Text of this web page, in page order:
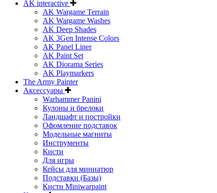
AK interactive
AK Wargame Terrain
AK Wargame Washes
AK Deep Shades
AK 3Gen Intense Colors
AK Panel Liner
AK Paint Set
AK Diorama Series
AK Playmarkers
The Army Painter
Аксессуары
Warhammer Panini
Кулоны и брелоки
Ландшафт и постройки
Офомление подставок
Модельные магниты
Инструменты
Кисти
Для игры
Кейсы для миниатюр
Подставки (Базы)
Кисти Miniwarpaint